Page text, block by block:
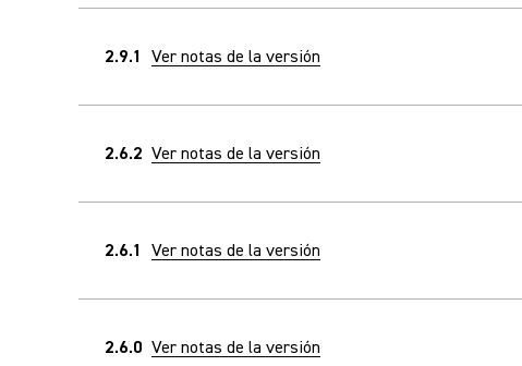
2.9.1 Ver notas de la versión
2.6.2 Ver notas de la versión
2.6.1 Ver notas de la versión
2.6.0 Ver notas de la versión